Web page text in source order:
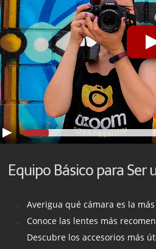
Equipo Básico para
Averigua qué cámara es la
Conoce las lentes más
Descubre los accesorios más